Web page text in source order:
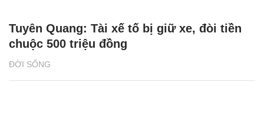
ĐỜI SỐNG
Tuyên Quang: Tài xế tố bị giữ xe, đòi tiền
chuộc 500 triệu đồng